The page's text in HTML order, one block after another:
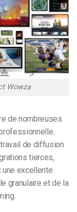
Wowza
de nombreuses
de diffusion
tierces,
excellente
granulaire et de la